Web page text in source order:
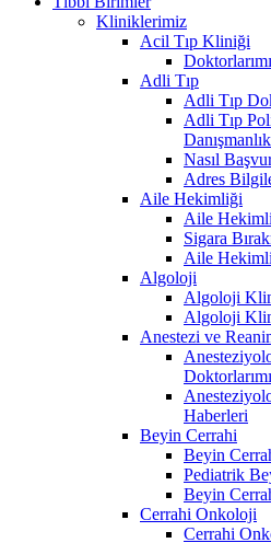
Kliniklerimiz
Acil Tıp Kliniği
Adli Tıp
Adli Tıp
Adli Tıp
Nasıl
Adres
Aile Hekimliği
Aile
Sigara
Aile
Algoloji
Algoloji
Algoloji
Anestezi ve
Haberleri
Beyin Cerrahi
Beyin
Pediatrik
Beyin
Cerrahi Onkoloji
Cerrahi